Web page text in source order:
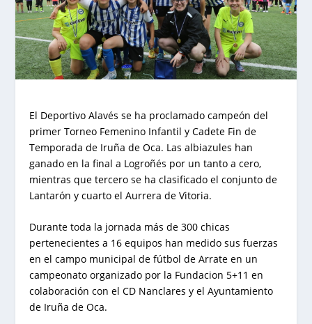
El Deportivo Alavés se ha proclamado campeón del
primer Torneo Femenino Infantil y Cadete Fin de
Temporada de Iruña de Oca. Las albiazules han
ganado en la final a Logroñés por un tanto a cero,
mientras que tercero se ha clasificado el conjunto de
Lantarón y cuarto el Aurrera de Vitoria.
Durante toda la jornada más de 300 chicas
pertenecientes a 16 equipos han medido sus fuerzas
en el campo municipal de fútbol de Arrate en un
campeonato organizado por la Fundacion 5+11 en
colaboración con el CD Nanclares y el Ayuntamiento
de Iruña de Oca.